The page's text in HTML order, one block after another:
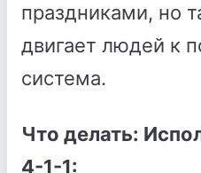
праздниками, но
двигает людей к
система.
Что делать:
4-1-1: